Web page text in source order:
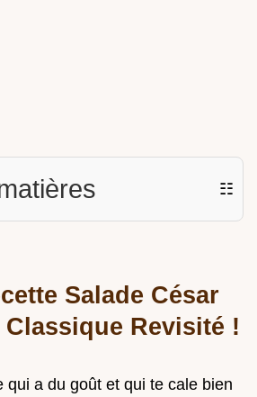
☷
Salade César
Revisité !
qui a du goût et qui te cale bien